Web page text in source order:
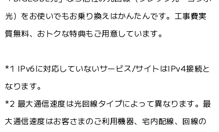
光）をお使いでもお乗り換えはかんたんです。工事費実
質無料、おトクな特典もご用意しています。
*1 IPv6に対応していないサービス/サイトはIPv4接続と
なります。
*2 最大通信速度は光回線タイプによって異なります。最
大通信速度はお客さまのご利用機器、宅内配線、回線の